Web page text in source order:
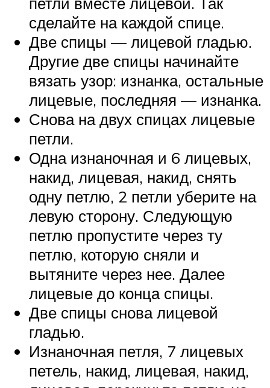
сделайте на каждой спице.
Две спицы — лицевой гладью.
Другие две спицы начинайте
вязать узор: изнанка, остальные
лицевые, последняя — изнанка.
Снова на двух спицах лицевые
петли.
Одна изнаночная и 6 лицевых,
накид, лицевая, накид, снять
одну петлю, 2 петли уберите на
левую сторону. Следующую
петлю пропустите через ту
петлю, которую сняли и
вытяните через нее. Далее
лицевые до конца спицы.
Две спицы снова лицевой
гладью.
Изнаночная петля, 7 лицевых
петель, накид, лицевая, накид,